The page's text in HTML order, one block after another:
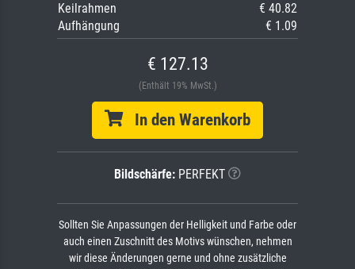
Keilrahmen
€ 40.82
Aufhängung
€ 1.09
€ 127.13
(Enthält 19% MwSt.)
In den Warenkorb
Bildschärfe: PERFEKT
Sollten Sie Anpassungen der Helligkeit und Farbe oder
auch einen Zuschnitt des Motivs wünschen, nehmen
wir diese Änderungen gerne und ohne zusätzliche